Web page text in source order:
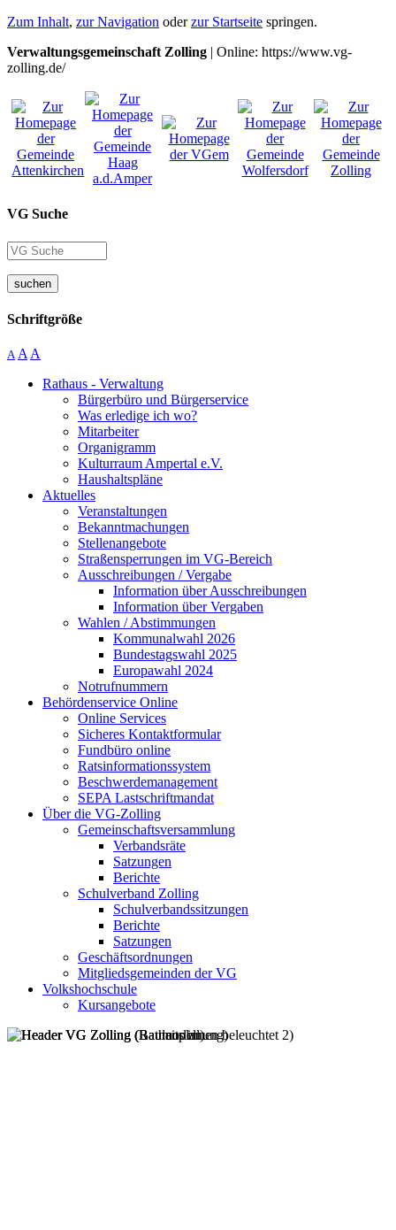
Zum Inhalt, zur Navigation oderzur Startseite springen.
Verwaltungsgemeinschaft Zolling | Online: https://www.vg-
zolling.de/
VG Suche
suchen
Schriftgröße
A A A
Rathaus - Verwaltung
Bürgerbüro und Bürgerservice
Was erledige ich wo?
Mitarbeiter
Organigramm
Kulturraum Ampertal e.V.
Haushaltspläne
Aktuelles
Veranstaltungen
Bekanntmachungen
Stellenangebote
Straßensperrungen im VG-Bereich
Ausschreibungen / Vergabe
Information über Ausschreibungen
Information über Vergaben
Wahlen / Abstimmungen
Kommunalwahl 2026
Bundestagswahl 2025
Europawahl 2024
Notrufnummern
Behördenservice Online
Online Services
Sicheres Kontaktformular
Fundbüro online
Ratsinformationssystem
Beschwerdemanagement
SEPA Lastschriftmandat
Über die VG-Zolling
Gemeinschaftsversammlung
Verbandsräte
Satzungen
Berichte
Schulverband Zolling
Schulverbandssitzungen
Berichte
Satzungen
Geschäftsordnungen
Mitgliedsgemeinden der VG
Volkshochschule
Kursangebote